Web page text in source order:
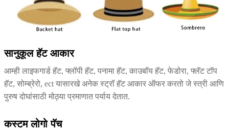
सानुकूल हॅट आकार
आम्ही लाइफगार्ड हॅट, फ्लॉपी हॅट, पनामा हॅट, काउबॉय हॅट, फेडोरा, फ्लॅट टॉप
हॅट, सोम्ब्रेरो, ect यासारखे अनेक स्ट्रॉ हॅट आकार ऑफर करतो जे स्त्री आणि
पुरुष दोघांसाठी मोठ्या प्रमाणात पर्याय देतात.
कस्टम लोगो पॅच